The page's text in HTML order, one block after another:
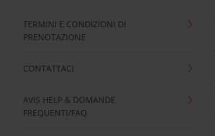
TERMINI E CONDIZIONI DI
PRENOTAZIONE
CONTATTACI
AVIS HELP & DOMANDE
FREQUENTI/FAQ